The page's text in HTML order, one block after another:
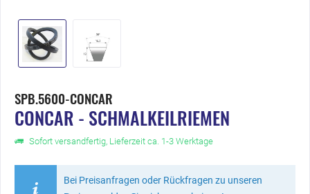
SPB.5600-CONCAR
CONCAR - SCHMALKEILRIEMEN
Sofort versandfertig, Lieferzeit ca. 1-3 Werktage
Bei Preisanfragen oder Rückfragen zu unseren